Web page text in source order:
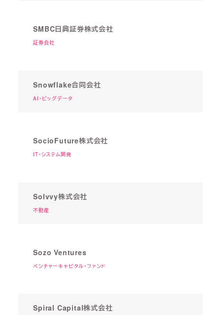
SMBC日興証券株式会社
証券会社
Snowflake合同会社
AI・ビッグデータ
SocioFuture株式会社
IT・システム開発
Solvvy株式会社
不動産
Sozo Ventures
ベンチャーキャピタル・ファンド
Spiral Capital株式会社